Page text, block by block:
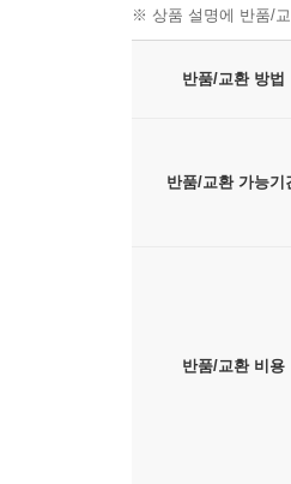
※ 상품 설명에 반품/
반품/교환 방법
반품/교환 가능기
반품/교환 비용